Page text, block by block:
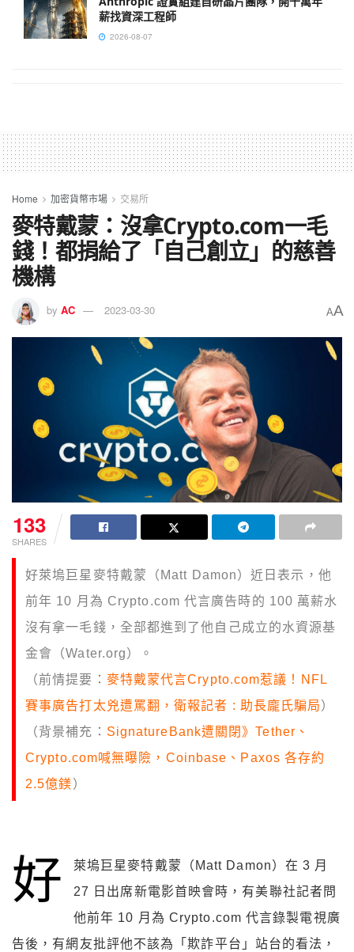
薪找資深工程師
2026-08-07
Home 加密貨幣市場 交易所
麥特戴蒙：沒拿Crypto.com一毛
錢！都捐給了「自己創立」的慈善
機構
by AC 2023-03-30 AA
133
SHARES
好萊塢巨星麥特戴蒙（Matt Damon）近日表示，他
前年 10 月為 Crypto.com 代言廣告時的 100 萬薪水
沒有拿一毛錢，全部都進到了他自己成立的水資源基
金會（Water.org）。
（前情提要： 麥特戴蒙代言Crypto.com惹議！NFL
賽事廣告打太兇遭罵翻，衛報記者 : 助長龐氏騙局）
（背景補充： SignatureBank遭關閉》Tether、
Crypto.com喊無曝險，Coinbase、Paxos 各存約
2.5億鎂）
好
萊塢巨星麥特戴蒙（Matt Damon）在 3 月
27 日出席新電影首映會時，有美聯社記者問
他前年 10 月為 Crypto.com 代言錄製電視廣
告後，有網友批評他不該為「欺詐平台」站台的看法，